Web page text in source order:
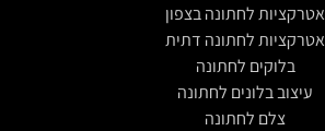
אטרקציות לחתונה בצפון
אטרקציות לחתונה דתית
בלוקים לחתונה
עיצוב בלונים לחתונה
צלם לחתונה